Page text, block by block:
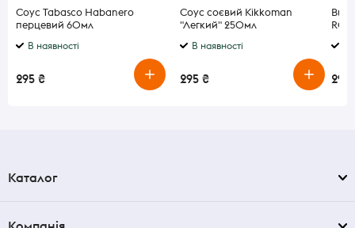
Соус Tabasco Habanero
перцевий 60мл
В наявності
295 ₴
Соус соєвий Kikkoman
"Легкий" 250мл
В наявності
295 ₴ 295
Каталог